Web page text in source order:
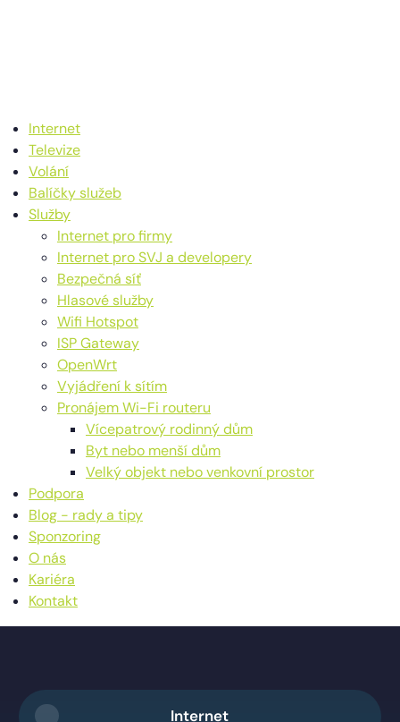
Internet
Televize
Volání
Balíčky služeb
Služby
Internet pro firmy
Internet pro SVJ a developery
Bezpečná síť
Hlasové služby
Wifi Hotspot
ISP Gateway
OpenWrt
Vyjádření k sítím
Pronájem Wi-Fi routeru
Vícepatrový rodinný dům
Byt nebo menší dům
Velký objekt nebo venkovní prostor
Podpora
Blog - rady a tipy
Sponzoring
O nás
Kariéra
Kontakt
Internet